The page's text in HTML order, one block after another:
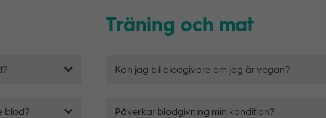
blod?
Träning och mat
Kan jag bli blodgivare om jag är vegan?
Påverkar blodgivning min kondition?